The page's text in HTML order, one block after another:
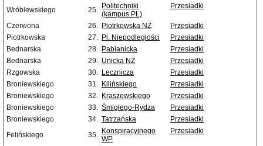
Wróblewskiego 25. Politechniki
(kampus PŁ)
Przesiadki
Czerwona 26. Piotrkowska NŻ
Przesiadki
Piotrkowska
27. Pl. Niepodległości
Przesiadki
Bednarska
28. Pabianicka
Przesiadki
Bednarska
29. Unicka NŻ
Przesiadki
Rzgowska
30. Lecznicza
Przesiadki
Broniewskiego
31. Kilińskiego
Przesiadki
Broniewskiego
32. Kraszewskiego
Przesiadki
Broniewskiego
33. Śmigłego-Rydza
Przesiadki
Broniewskiego
34. Tatrzańska
Przesiadki
Felińskiego
35. Konspiracyjnego
WP
Przesiadki